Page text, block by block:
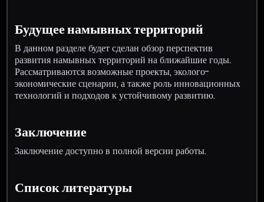
Будущее намывных территорий
В данном разделе будет сделан обзор перспектив
развития намывных территорий на ближайшие годы.
Рассматриваются возможные проекты, эколого-
экономические сценарии, а также роль инновационных
технологий и подходов к устойчивому развитию.
Заключение
Заключение доступно в полной версии работы.
Список литературы